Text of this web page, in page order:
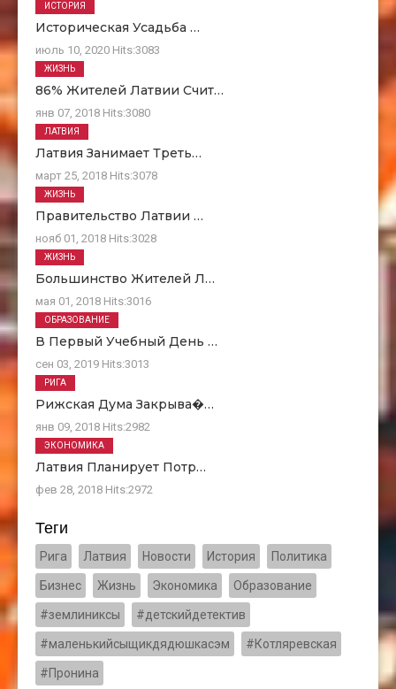
Историческая Усадьба …
июль 10, 2020 Hits:3083
ИСТОРИЯ
86% Жителей Латвии Счит…
янв 07, 2018 Hits:3080
ЖИЗНЬ
Латвия Занимает Треть…
март 25, 2018 Hits:3078
ЛАТВИЯ
Правительство Латвии …
нояб 01, 2018 Hits:3028
ЖИЗНЬ
Большинство Жителей Л…
мая 01, 2018 Hits:3016
ЖИЗНЬ
В Первый Учебный День …
сен 03, 2019 Hits:3013
ОБРАЗОВАНИЕ
Рижская Дума Закрыва�…
янв 09, 2018 Hits:2982
РИГА
Латвия Планирует Потр…
фев 28, 2018 Hits:2972
ЭКОНОМИКА
Теги
Рига Латвия Новости История Политика
Бизнес Жизнь Экономика Образование
#землиниксы #детскийдетектив
#маленькийсыщикдядюшкасэм #Котляревская
#Пронина